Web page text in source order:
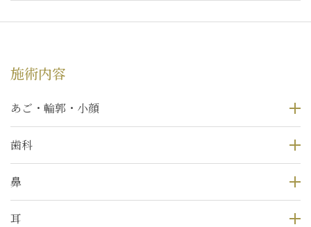
施術内容
あご・輪郭・小顔
歯科
鼻
耳